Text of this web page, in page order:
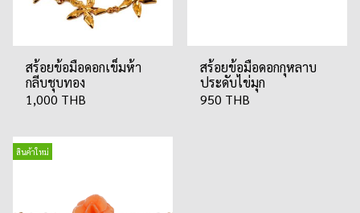
สร้อยข้อมือดอกเข็มห้า
กลีบชุบทอง
1,000 THB
สร้อยข้อมือดอกกุหลาบ
ประดับไข่มุก
950 THB
สินค้าใหม่